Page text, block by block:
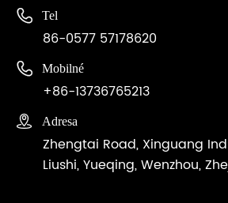
 Tel
86-0577 57178620
 Mobilné
+86-13736765213
 Adresa
Zhengtai Road, Xinguang
Liushi, Yueqing, Wenzhou,